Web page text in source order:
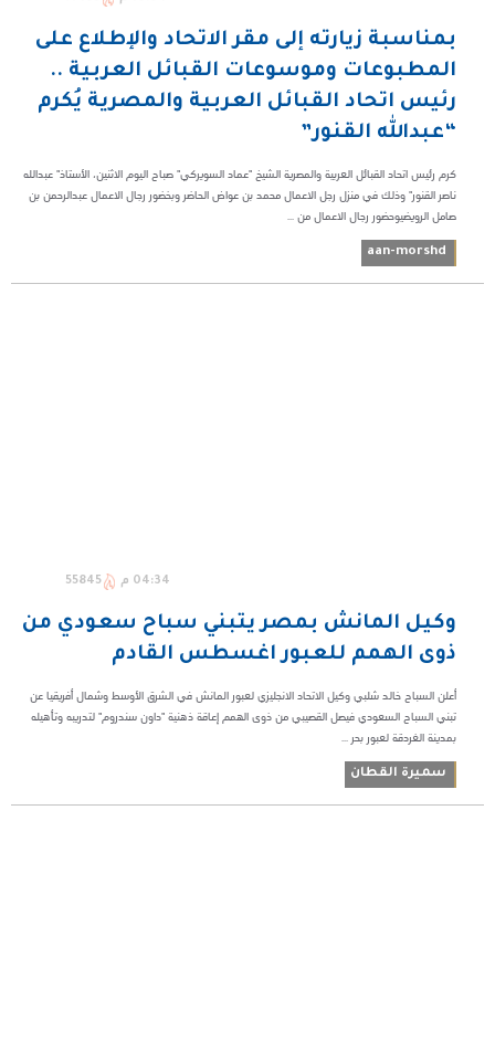
بمناسبة زيارته إلى مقر الاتحاد والإطلاع على
المطبوعات وموسوعات القبائل العربية ..
رئيس اتحاد القبائل العربية والمصرية يُكرم
“عبدالله القنور”
كرم رئيس اتحاد القبائل العربية والمصرية الشيخ "عماد السويركي" صباح اليوم الاثنين، الأستاذ" عبدالله
ناصر القنور" وذلك في منزل رجل الاعمال محمد بن عواض الحاضر وبخضور رجال الاعمال عبدالرحمن بن
صامل الرويضيوحضور رجال الاعمال من ...
aan-morshd
04:34 م 55845
وكيل المانش بمصر يتبني سباح سعودي من
ذوى الهمم للعبور اغسطس القادم
أعلن السباح خالد شلبي وكيل الاتحاد الانجليزي لعبور المانش في الشرق الأوسط وشمال أفريقيا عن
تبني السباح السعودي فيصل القصيبي من ذوى الهمم إعاقة ذهنية "داون سندروم" لتدريبه وتأهيله
بمدينة الغردقة لعبور بحر ...
سميرة القطان